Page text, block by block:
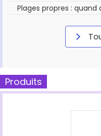
Plages propres :
Produits